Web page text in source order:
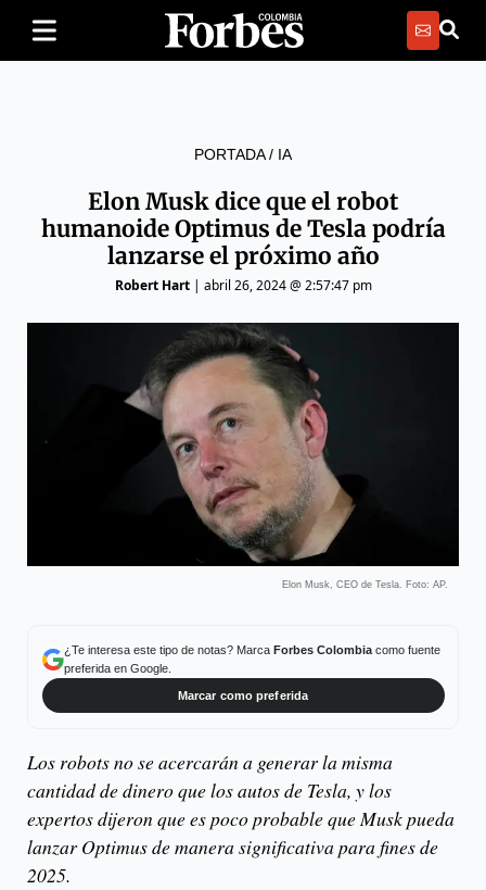
PORTADA/ IA
Elon Musk dice que el robot
humanoide Optimus de Tesla podría
lanzarse el próximo año
Robert Hart| abril 26, 2024 @ 2:57:47 pm
Elon Musk, CEO de Tesla. Foto: AP.
¿Te interesa este tipo de notas? Marca Forbes Colombiacomo fuente
preferida en Google.
Marcar como preferida
Los robots no se acercarán a generar la misma
cantidad de dinero que los autos de Tesla, y los
expertos dijeron que es poco probable que Musk pueda
lanzar Optimus de manera significativa para fines de
2025.